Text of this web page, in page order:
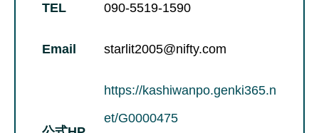
TEL 090-5519-1590
Email starlit2005@nifty.com
https://kashiwanpo.genki365.n
et/G0000475